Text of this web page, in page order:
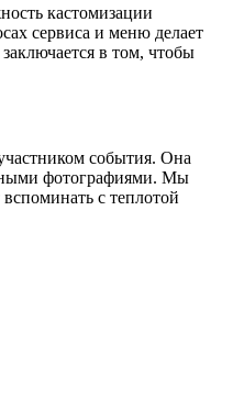
кастомизации
сервиса и меню делает
в том, чтобы
события. Она
фотографиями. Мы
с теплотой